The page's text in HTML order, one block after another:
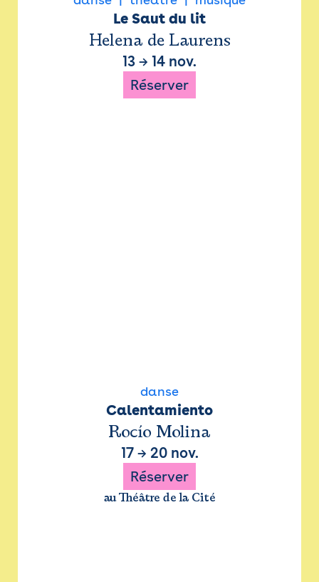
Le Saut du lit
Helena de Laurens
13 → 14 nov.
Réserver
danse
Calentamiento
Rocío Molina
17→ 20 nov.
Réserver
au Théâtre de la Cité